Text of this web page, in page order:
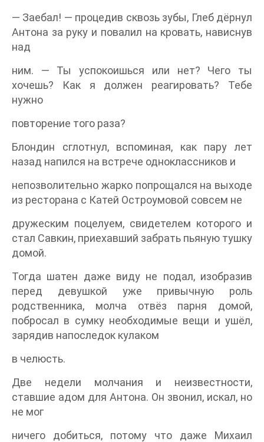
— Заебал! — процедив сквозь зубы, Глеб дёрнул
Антона за руку и повалил на кровать, нависнув
над
ним. — Ты успокоишься или нет? Чего ты
хочешь? Как я должен реагировать? Тебе
нужно
повторение того раза?
Блондин сглотнул, вспоминая, как пару лет
назад напился на встрече одноклассников и
непозволительно жарко попрощался на выходе
из ресторана с Катей Остроумовой совсем не
дружеским поцелуем, свидетелем которого и
стал Савкин, приехавший забрать пьяную тушку
домой.
Тогда шатен даже виду не подал, изобразив
перед девушкой уже привычную роль
родственника, молча отвёз парня домой,
побросал в сумку необходимые вещи и ушёл,
зарядив напоследок кулаком
в челюсть.
Две недели молчания и неизвестности,
ставшие адом для Антона. Он звонил, искал, но
не мог
ничего добиться, потому что даже Михаил